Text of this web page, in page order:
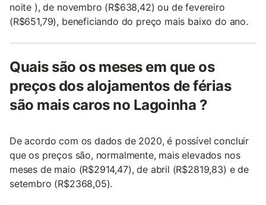
noite ), de novembro (R$638,42) ou de fevereiro
(R$651,79), beneficiando do preço mais baixo do ano.
Quais são os meses em que os
preços dos alojamentos de férias
são mais caros no Lagoinha ?
De acordo com os dados de 2020, é possível concluir
que os preços são, normalmente, mais elevados nos
meses de maio (R$2914,47), de abril (R$2819,83) e de
setembro (R$2368,05).